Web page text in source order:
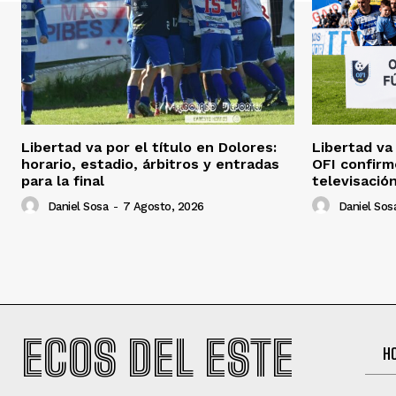
Libertad va por el título en Dolores:
horario, estadio, árbitros y entradas
para la final
Daniel Sosa - 7 Agosto, 2026
Libertad
OFI
Daniel
ECOS DEL ESTE